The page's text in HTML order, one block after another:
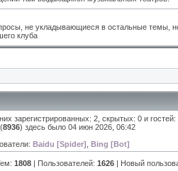
не укладывающиеся в остальные темы,
клуба
них зарегистрированных: 2, скрытых: 0 и
8936) здесь было 04 июн 2026, 06:42
Baidu [Spider] Bing [Bot]
1808 | Пользователей: 1626 | Новый